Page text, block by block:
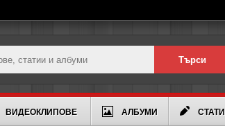
ВИДЕОКЛИПОВЕ АЛБУМИ